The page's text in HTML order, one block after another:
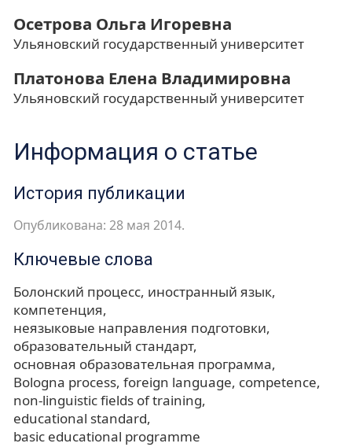
Осетрова Ольга Игоревна
Ульяновский государственный университет
Платонова Елена Владимировна
Ульяновский государственный университет
Информация о статье
История публикации
Опубликована: 28 мая 2014.
Ключевые слова
Болонский процесс иностранный язык
компетенция
неязыковые направления подготовки
образовательный стандарт
основная образовательная программа
Bologna process foreign language competence
non-linguistic fields of training
educational standard
basic educational programme